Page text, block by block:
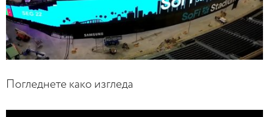
Погледнете како изгледа